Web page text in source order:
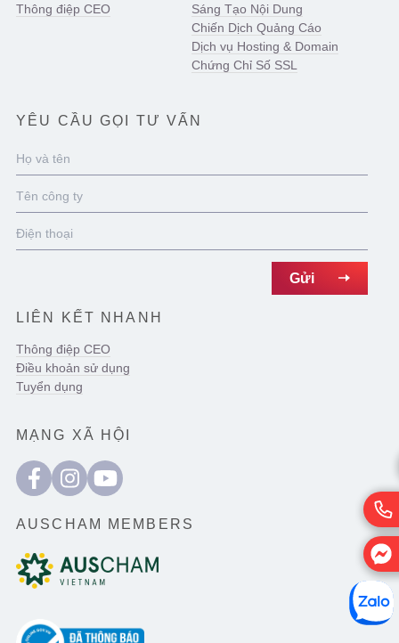
Thông điệp CEO
Sáng Tạo Nội Dung
Chiến Dịch Quảng Cáo
Dịch vụ Hosting & Domain
Chứng Chỉ Số SSL
YÊU CẦU GỌI TƯ VẤN
LIÊN KẾT NHANH
Thông điệp CEO
Điều khoản sử dụng
Tuyển dụng
MẠNG XÃ HỘI
AUSCHAM MEMBERS